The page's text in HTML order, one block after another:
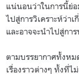
แน่นอนว่าในการนี้ย่
ไปสู่การวิเคราะห์ว่า
และอาจจะนำไปสู่ก
ตามบรรยากาศทั้งห
เรื่องราวต่างๆ ทั้งที่